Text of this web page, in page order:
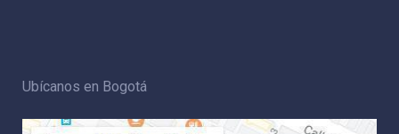
Ubícanos en Bogotá